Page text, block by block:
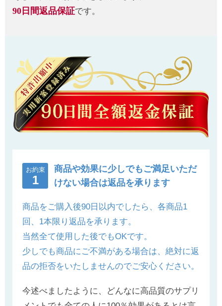
90日間返品保証です。
1
商品や効果に少しでもご満足いただ
けない場合は返品を承ります
商品をご購入後90日以内でしたら、各商品1
回、1本限り返品を承ります。
当然全て使用した後でもOKです。
少しでも商品にご不満がある場合は、絶対に返
品の拒否をいたしませんのでご安心ください。
今述べましたように、どんなに高品質のサプリ